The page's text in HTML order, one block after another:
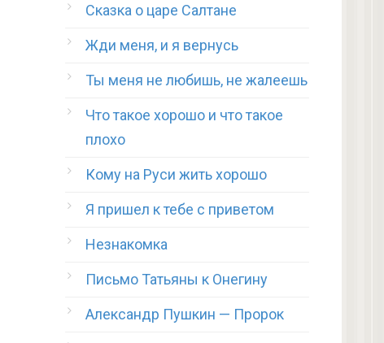
Сказка о царе Салтане
Жди меня, и я вернусь
Ты меня не любишь, не жалеешь
Что такое хорошо и что такое
плохо
Кому на Руси жить хорошо
Я пришел к тебе с приветом
Незнакомка
Письмо Татьяны к Онегину
Александр Пушкин — Пророк